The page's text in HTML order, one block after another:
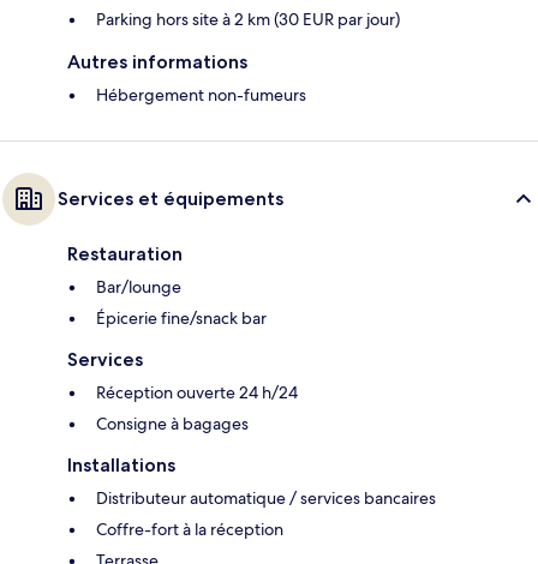
Parking hors site à 2 km (30 EUR par jour)
Autres informations
Hébergement non-fumeurs
Services et équipements
Restauration
Bar/lounge
Épicerie fine/snack bar
Services
Réception ouverte 24 h/24
Consigne à bagages
Installations
Distributeur automatique / services bancaires
Coffre-fort à la réception